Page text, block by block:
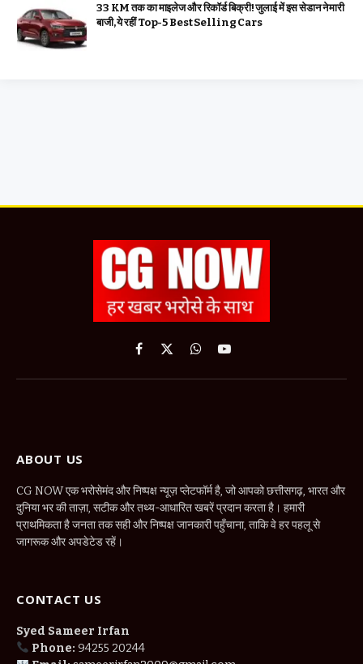
33 KM तक का माइलेज और रिकॉर्ड बिक्री! जुलाई में इस सेडान ने मारी
बाजी, ये रहीं Top-5 Best Selling Cars
Facebook
X
WhatsApp
YouTube
ABOUT US
CG NOW एक भरोसेमंद और निष्पक्ष न्यूज़ प्लेटफॉर्म है, जो आपको छत्तीसगढ़, भारत और
दुनिया भर की ताज़ा, सटीक और तथ्य-आधारित खबरें प्रदान करता है। हमारी
प्राथमिकता है जनता तक सही और निष्पक्ष जानकारी पहुँचाना, ताकि वे हर पहलू से
जागरूक और अपडेटेड रहें।
CONTACT US
Syed Sameer Irfan
Phone: 94255 20244